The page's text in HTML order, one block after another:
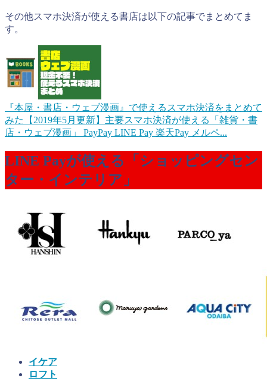
その他スマホ決済が使える書店は以下の記事でまとめてま
す。
『本屋・書店・ウェブ漫画』で使えるスマホ決済をまとめて
みた【2019年5月更新】 主要スマホ決済が使える「雑貨・書
店・ウェブ漫画」 PayPay LINE Pay 楽天Pay メルペ...
LINE Payが使える「ショッピングセン
ター・インテリア」
イケア
ロフト